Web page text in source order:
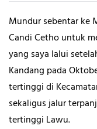
Mundur sebentar ke
Candi Cetho untuk
yang saya lalui
Kandang pada
tertinggi di
sekaligus jalur
tertinggi Lawu.